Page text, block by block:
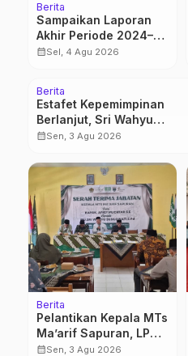
Berita
Sampaikan Laporan
Akhir Periode 2024–
2026, LSP P2 Ma’arif
Match
calendar_monthSel, 4 Agu 2026
Berita
Estafet Kepemimpinan
Berlanjut, Sri Wahyu
Susilowati Resmi Pimpin
calendar_monthSen, 3 Agu 2026
Berita
Pelantikan Kepala MTs
Ma’arif Sapuran, LP
Ma’arif NU Wonosobo
calendar_monthSen, 3 Agu 2026